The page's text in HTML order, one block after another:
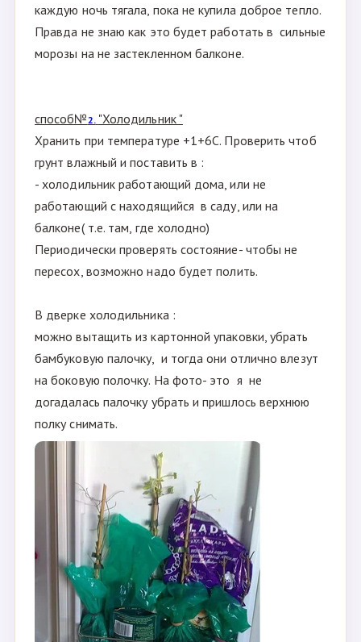
каждую ночь тягала, пока не купила доброе тепло.
Правда не знаю как это будет работать в сильные
морозы на не застекленном балконе.
способ№ 2. "Холодильник "
Хранить при температуре +1+6С. Проверить чтоб
грунт влажный и поставить в :
- холодильник работающий дома, или не
работающий с находящийся в саду, или на
балконе( т.е. там, где холодно)
Периодически проверять состояние- чтобы не
пересох, возможно надо будет полить.
В дверке холодильника :
можно вытащить из картонной упаковки, убрать
бамбуковую палочку, и тогда они отлично влезут
на боковую полочку. На фото- это я не
догадалась палочку убрать и пришлось верхнюю
полку снимать.